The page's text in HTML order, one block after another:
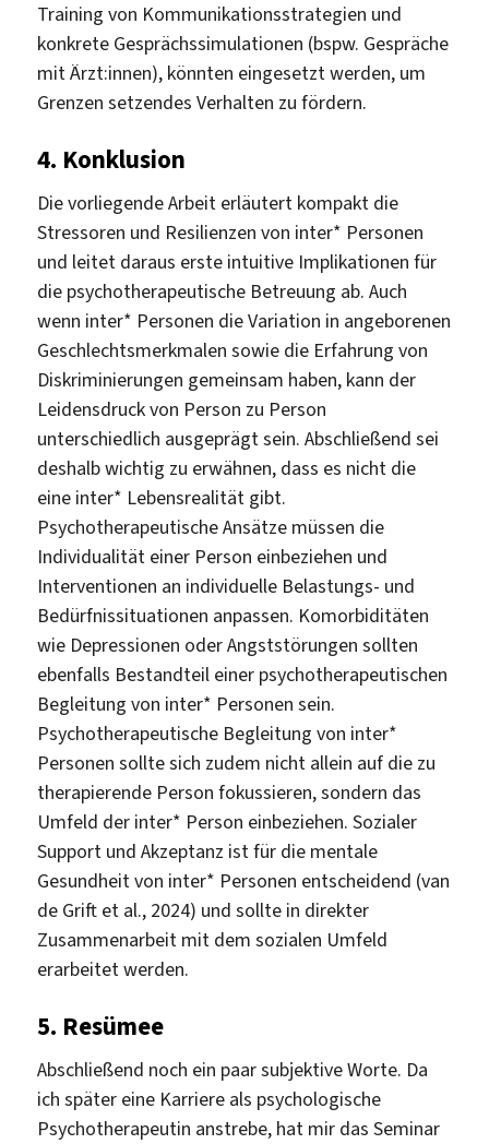
Training von Kommunikationsstrategien und
konkrete Gesprächssimulationen (bspw. Gespräche
mit Ärzt:innen), könnten eingesetzt werden, um
Grenzen setzendes Verhalten zu fördern.
4. Konklusion
Die vorliegende Arbeit erläutert kompakt die
Stressoren und Resilienzen von inter* Personen
und leitet daraus erste intuitive Implikationen für
die psychotherapeutische Betreuung ab. Auch
wenn inter* Personen die Variation in angeborenen
Geschlechtsmerkmalen sowie die Erfahrung von
Diskriminierungen gemeinsam haben, kann der
Leidensdruck von Person zu Person
unterschiedlich ausgeprägt sein. Abschließend sei
deshalb wichtig zu erwähnen, dass es nicht die
eine inter* Lebensrealität gibt.
Psychotherapeutische Ansätze müssen die
Individualität einer Person einbeziehen und
Interventionen an individuelle Belastungs- und
Bedürfnissituationen anpassen. Komorbiditäten
wie Depressionen oder Angststörungen sollten
ebenfalls Bestandteil einer psychotherapeutischen
Begleitung von inter* Personen sein.
Psychotherapeutische Begleitung von inter*
Personen sollte sich zudem nicht allein auf die zu
therapierende Person fokussieren, sondern das
Umfeld der inter* Person einbeziehen. Sozialer
Support und Akzeptanz ist für die mentale
Gesundheit von inter* Personen entscheidend (van
de Grift et al., 2024) und sollte in direkter
Zusammenarbeit mit dem sozialen Umfeld
erarbeitet werden.
5. Resümee
Abschließend noch ein paar subjektive Worte. Da
ich später eine Karriere als psychologische
Psychotherapeutin anstrebe, hat mir das Seminar